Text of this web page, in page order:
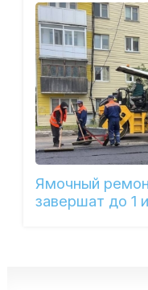
Ямочный
завершат до 1